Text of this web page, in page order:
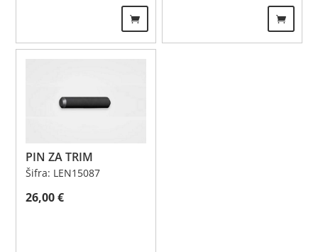
PIN ZA TRIM
Šifra: LEN15087
26,00€